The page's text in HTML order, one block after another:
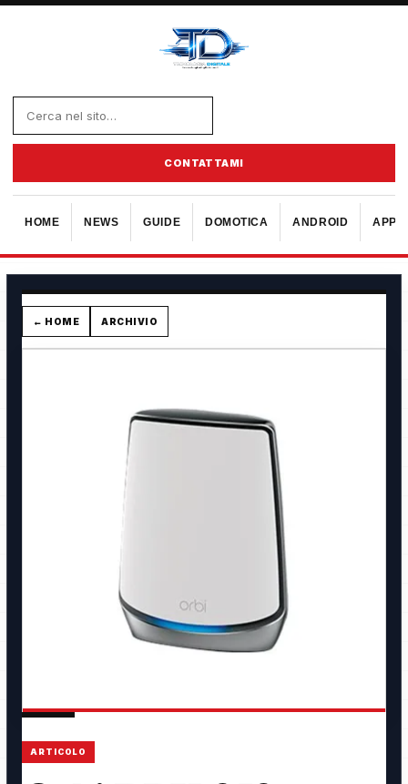
CONTATTAMI
HOME NEWS GUIDE DOMOTICA ANDROID
← HOME ARCHIVIO
ARTICOLO